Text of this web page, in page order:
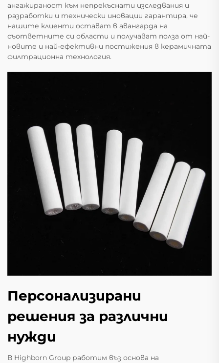
ангажираност към непрекъснати изследвания и
разработки и технически иновации гарантира, че
нашите клиенти остават в авангарда на
съответните си области и получават полза от най-
новите и най-ефективни постижения в керамичната
филтрационна технология.
Персонализирани
решения за различни
нужди
В Highborn Group работим въз основа на